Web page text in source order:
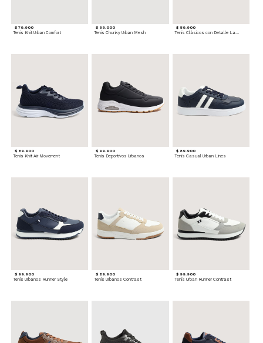
$ 79.900
Tenis Knit Urban Comfort
$ 99.000
Tenis Chunky Urban Mesh
$ 89.900
Tenis Clásicos con Detalle Lateral
$ 89.900
Tenis Knit Air Movement
$ 99.900
Tenis Deportivos Urbanos
$ 89.900
Tenis Casual Urban Lines
$ 99.900
Tenis Urbanos Runner Style
$ 89.900
Tenis Urbanos Contrast
$ 99.900
Tenis Urban Runner Contrast